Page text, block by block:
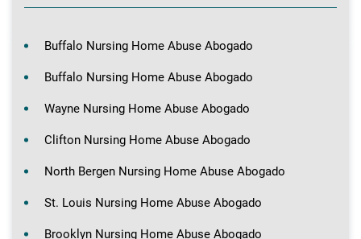
Buffalo Nursing Home Abuse Abogado
Buffalo Nursing Home Abuse Abogado
Wayne Nursing Home Abuse Abogado
Clifton Nursing Home Abuse Abogado
North Bergen Nursing Home Abuse Abogado
St. Louis Nursing Home Abuse Abogado
Brooklyn Nursing Home Abuse Abogado